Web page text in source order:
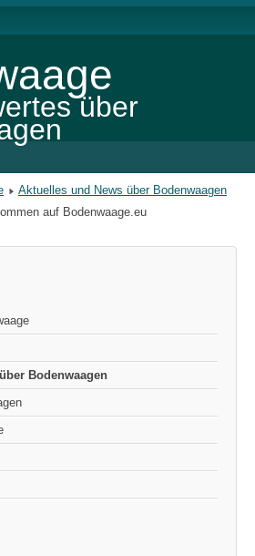
über
Aktuelles und News über Bodenwaagen
auf Bodenwaage.eu
Bodenwaagen